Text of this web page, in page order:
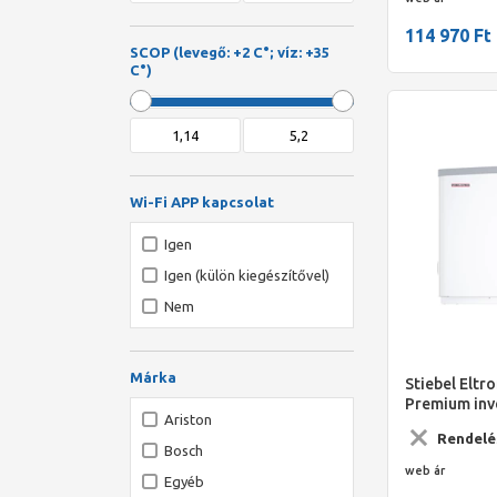
114 970 Ft
Stiebel
Premium
web ár
HMV tároló nálkül
SCOP (levegő: +2 C°; víz: +35
C°)
Wi-Fi APP kapcsolat
Igen
Igen (külön kiegészítővel)
Nem
Márka
Ariston
Bosch
Egyéb